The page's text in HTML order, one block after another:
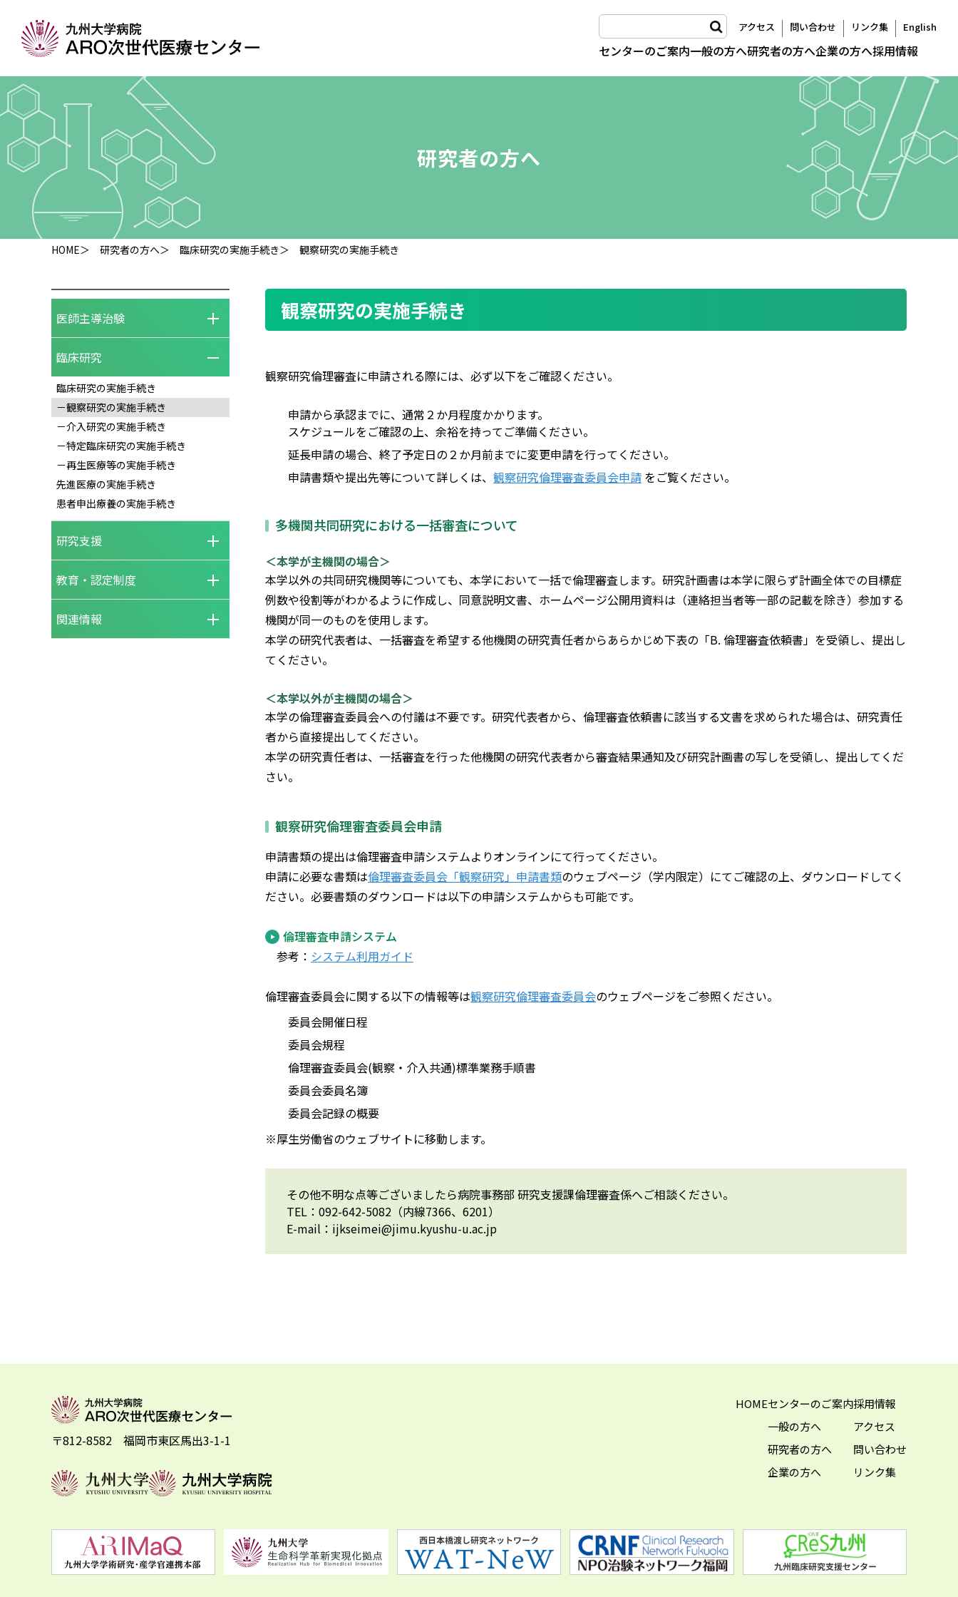
アクセス 問い合わせ リンク集 English
センターのご案内一般の方へ研究者の方へ企業の方へ採用情報
研究者の方へ
HOME＞ 研究者の方へ＞ 臨床研究の実施手続き＞ 観察研究の実施手続き
観察研究の実施手続き
観察研究倫理審査に申請される際には、必ず以下をご確認ください。
申請から承認までに、通常２か月程度かかります。
スケジュールをご確認の上、余裕を持ってご準備ください。
延長申請の場合、終了予定日の２か月前までに変更申請を行ってください。
申請書類や提出先等について詳しくは、 観察研究倫理審査委員会申請 をご覧ください。
多機関共同研究における一括審査について
＜本学が主機関の場合＞
本学以外の共同研究機関等についても、本学において一括で倫理審査します。研究計画書は本学に限らず計画全体での目標症
例数や役割等がわかるように作成し、同意説明文書、ホームページ公開用資料は（連絡担当者等一部の記載を除き）参加する
機関が同一のものを使用します。
本学の研究代表者は、一括審査を希望する他機関の研究責任者からあらかじめ下表の「B. 倫理審査依頼書」を受領し、提出し
てください。
＜本学以外が主機関の場合＞
本学の倫理審査委員会への付議は不要です。研究代表者から、倫理審査依頼書に該当する文書を求められた場合は、研究責任
者から直接提出してください。
本学の研究責任者は、一括審査を行った他機関の研究代表者から審査結果通知及び研究計画書の写しを受領し、提出してくだ
さい。
観察研究倫理審査委員会申請
申請書類の提出は倫理審査申請システムよりオンラインにて行ってください。
申請に必要な書類は倫理審査委員会「観察研究」申請書類のウェブページ（学内限定）にてご確認の上、ダウンロードしてく
ださい。必要書類のダウンロードは以下の申請システムからも可能です。
倫理審査申請システム
参考： システム利用ガイド
倫理審査委員会に関する以下の情報等は観察研究倫理審査委員会のウェブページをご参照ください。
委員会開催日程
委員会規程
倫理審査委員会(観察・介入共通)標準業務手順書
委員会委員名簿
委員会記録の概要
※厚生労働省のウェブサイトに移動します。
その他不明な点等ございましたら病院事務部 研究支援課倫理審査係へご相談ください。
TEL：092-642-5082（内線7366、6201）
E-mail：ijkseimei@jimu.kyushu-u.ac.jp
医師主導治験
臨床研究
臨床研究の実施手続き
－観察研究の実施手続き
－介入研究の実施手続き
－特定臨床研究の実施手続き
－再生医療等の実施手続き
先進医療の実施手続き
患者申出療養の実施手続き
研究支援
教育・認定制度
関連情報
〒812-8582 福岡市東区馬出3-1-1
HOMEセンターのご案内
一般の方へ
研究者の方へ
企業の方へ
採用情報
アクセス
問い合わせ
リンク集